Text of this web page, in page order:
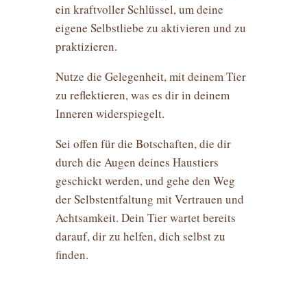
ein kraftvoller Schlüssel, um deine
eigene Selbstliebe zu aktivieren und zu
praktizieren.
Nutze die Gelegenheit, mit deinem Tier
zu reflektieren, was es dir in deinem
Inneren widerspiegelt.
Sei offen für die Botschaften, die dir
durch die Augen deines Haustiers
geschickt werden, und gehe den Weg
der Selbstentfaltung mit Vertrauen und
Achtsamkeit. Dein Tier wartet bereits
darauf, dir zu helfen, dich selbst zu
finden.